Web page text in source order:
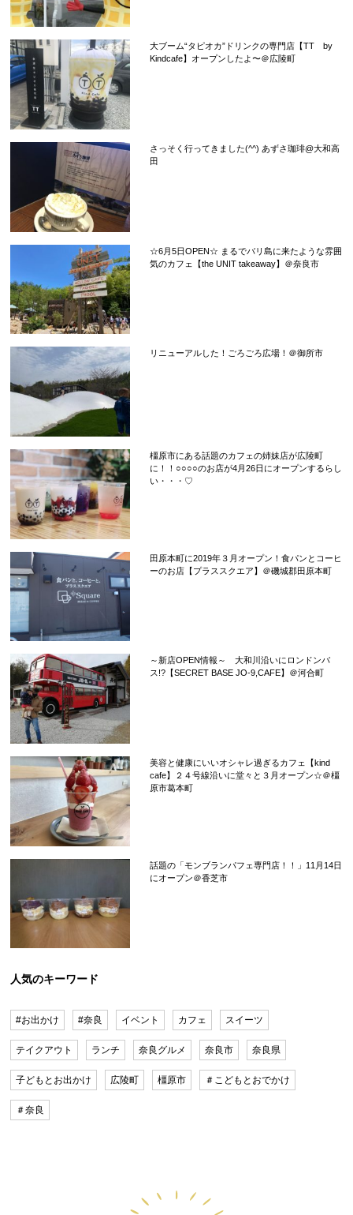
大ブーム“タピオカ”ドリンクの専門店【TT by
Kindcafe】オープンしたよ〜＠広陵町
さっそく行ってきました(^^) あずさ珈琲@大和高
田
☆6月5日OPEN☆ まるでバリ島に来たような雰囲
気のカフェ【the UNIT takeaway】＠奈良市
リニューアルした！ごろごろ広場！＠御所市
橿原市にある話題のカフェの姉妹店が広陵町
に！！○○○○のお店が4月26日にオープンするらし
い・・・♡
田原本町に2019年３月オープン！食パンとコーヒ
ーのお店【プラススクエア】＠磯城郡田原本町
～新店OPEN情報～ 大和川沿いにロンドンバ
ス!?【SECRET BASE JO-9,CAFE】＠河合町
美容と健康にいいオシャレ過ぎるカフェ【kind
cafe】２４号線沿いに堂々と３月オープン☆＠橿
原市葛本町
話題の「モンブランパフェ専門店！！」11月14日
にオープン＠香芝市
人気のキーワード
#お出かけ #奈良 イベント カフェ スイーツ
テイクアウト ランチ 奈良グルメ 奈良市 奈良県
子どもとお出かけ 広陵町 橿原市 ＃こどもとおでかけ
＃奈良